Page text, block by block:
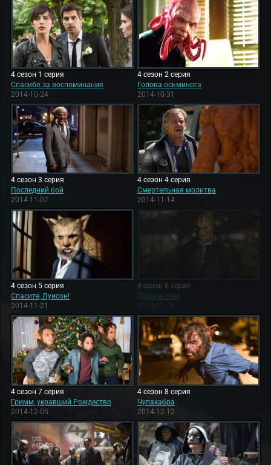
4 сезон 1 серия
Спасибо за воспоминания
2014-10-24
4 сезон 2 серия
Голова осьминога
2014-10-31
4 сезон 3 серия
Последний бой
2014-11-07
4 сезон 4 серия
Смертельная молитва
2014-11-14
4 сезон 5 серия
Спасите, Луисон!
2014-11-21
4 сезон 6 серия
Дорога слёз
2014-11-28
4 сезон 7 серия
Гримм, укравший Рождество
2014-12-05
4 сезон 8 серия
Чупакабра
2014-12-12